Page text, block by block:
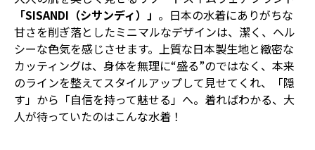
「SISANDI（シサンディ）」 。日本の水着にありがちな
甘さを削ぎ落としたミニマルなデザインは、潔く、ヘル
シーな色気を感じさせます。上質な日本製生地と緻密な
カッティングは、身体を無理に“盛る”のではなく、本来
のラインを整えてスタイルアップして見せてくれ、「隠
す」から「自信を持って魅せる」へ。着ればわかる、大
人が待っていたのはこんな水着！